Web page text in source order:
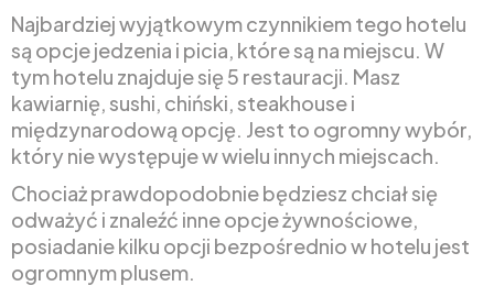
Najbardziej wyjątkowym czynnikiem tego hotelu
są opcje jedzenia i picia, które są na miejscu. W
tym hotelu znajduje się 5 restauracji. Masz
kawiarnię, sushi, chiński, steakhouse i
międzynarodową opcję. Jest to ogromny wybór,
który nie występuje w wielu innych miejscach.
Chociaż prawdopodobnie będziesz chciał się
odważyć i znaleźć inne opcje żywnościowe,
posiadanie kilku opcji bezpośrednio w hotelu jest
ogromnym plusem.